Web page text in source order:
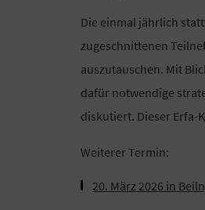
Die einmal jährlich
zugeschnittenen
auszutauschen. Mit
dafür notwendige
diskutiert. Dieser Erfa-
Weiterer Termin:
20. März 2026 in